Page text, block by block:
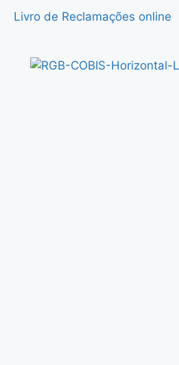
Livro de Reclamações online